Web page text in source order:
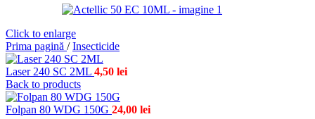
Click to enlarge
Prima pagină / Insecticide
Laser 240 SC 2ML 4,50 lei
Back to products
Folpan 80 WDG 150G 24,00 lei